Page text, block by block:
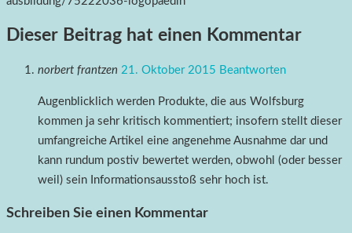
Dieser Beitrag hat einen Kommentar
norbert frantzen 21. Oktober 2015 Beantworten
Augenblicklich werden Produkte, die aus Wolfsburg
kommen ja sehr kritisch kommentiert; insofern stellt dieser
umfangreiche Artikel eine angenehme Ausnahme dar und
kann rundum postiv bewertet werden, obwohl (oder besser
weil) sein Informationsausstoß sehr hoch ist.
Schreiben Sie einen Kommentar